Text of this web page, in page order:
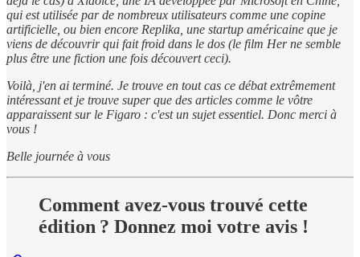
qui est utilisée par de nombreux utilisateurs comme une copine
artificielle, ou bien encore Replika, une startup américaine que je
viens de découvrir qui fait froid dans le dos (le film Her ne semble
plus être une fiction une fois découvert ceci).
Voilà, j'en ai terminé. Je trouve en tout cas ce débat extrêmement
intéressant et je trouve super que des articles comme le vôtre
apparaissent sur le Figaro : c'est un sujet essentiel. Donc merci à
vous !
Belle journée à vous
Comment avez-vous trouvé cette
édition ? Donnez moi votre avis !